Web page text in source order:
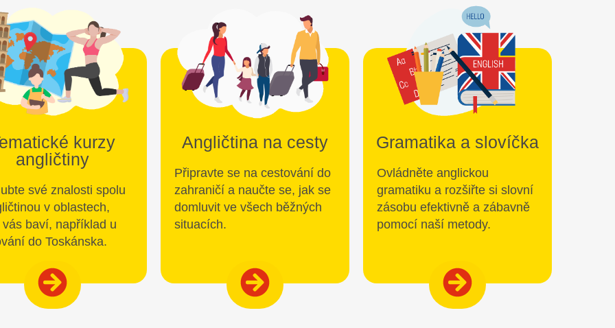
kurzy
angličtiny
své znalosti spolu
v oblastech,
vás baví, například u
do Toskánska.
Angličtina na cesty
Připravte se na cestování do
zahraničí a naučte se, jak se
domluvit ve všech běžných
situacích.
Gramatika a slovíčka
Ovládněte anglickou
gramatiku a rozšiřte si slovní
zásobu efektivně a zábavně
pomocí naší metody.